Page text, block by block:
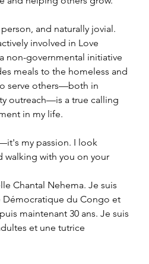
and naturally jovial.
involved in Love
non-governmental initiative
meals to the homeless and
serve others—both in
outreach—is a true calling
in my life.
my passion. I look
walking with you on your
Chantal Nehema. Je suis
du Congo et
maintenant 30 ans. Je suis
et une tutrice